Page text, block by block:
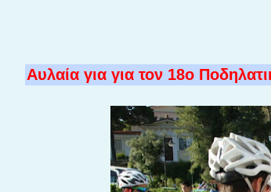
Αυλαία για για τον 18ο